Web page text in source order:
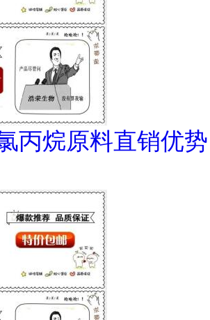
丙烷原料直销优势